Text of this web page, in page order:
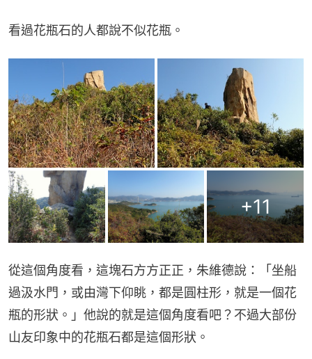
看過花瓶石的人都說不似花瓶。
+11
從這個角度看，這塊石方方正正，朱維德說：「坐船
過汲水門，或由灣下仰眺，都是圓柱形，就是一個花
瓶的形狀。」他說的就是這個角度看吧？不過大部份
山友印象中的花瓶石都是這個形狀。